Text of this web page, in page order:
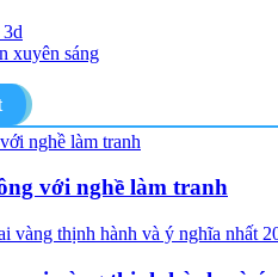
3d
xuyên sáng
với nghề làm tranh